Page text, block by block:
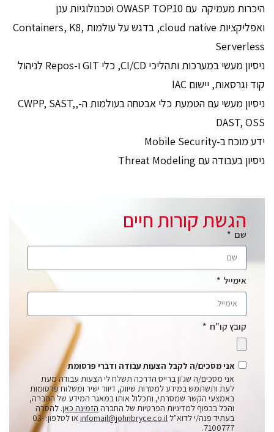
היכרות מעמיקה עם OWASP TOP10 וטכנולוגיות ענן
ואפליקציות cloud native, בדגש על עולמות Containers, K8,
Serverless
ניסיון מעשי במערכות ותהליכי CI/CD, כלי GIT ו-Repos לניהול
קוד וגרסאות, יישום IAC
ניסיון מעשי עם הטמעת כלי אבטחה בעולמות ה-,CWPP, SAST,
DAST, OSS
ידע מוכח ב-Mobile Security
ניסיון בעבודה עם Threat Modeling
הגשת קורות חיים
שם
אימייל
קובץ קו"ח
אני מסכים/ה לקבל הצעות עבודה ודברי פרסומת
אני מסכים/ה שג'ון ברייס הדרכה תשלח לי הצעות עבודה מעת
לעת ותשתמש במידע למטרות שיווק, דיוור ישיר ומשלוח פרסומות
באמצעי הקשר שמסרתי, ותכלול אותו במאגר המידע של החברה,
והכל בכפוף למדיניות הפרטיות של החברה הזמינה כאן. להסרה
בעתיד פנה/י לדוא"ל infomail@johnbryce.co.il
או לטלפון: 03-
7100777.